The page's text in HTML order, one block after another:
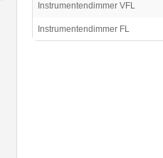
Instrumentendimmer VFL
Instrumentendimmer FL